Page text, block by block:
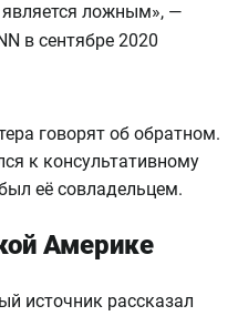
ложным», —
в сентябре 2020
говорят об обратном.
к консультативному
её совладельцем.
Америке
источник рассказал